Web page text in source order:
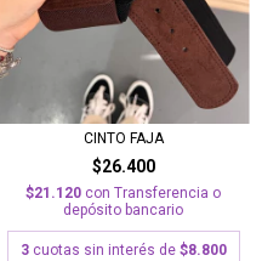
CINTO FAJA
$26.400
$21.120 con Transferencia o
depósito bancario
3 cuotas sin interés de $8.800